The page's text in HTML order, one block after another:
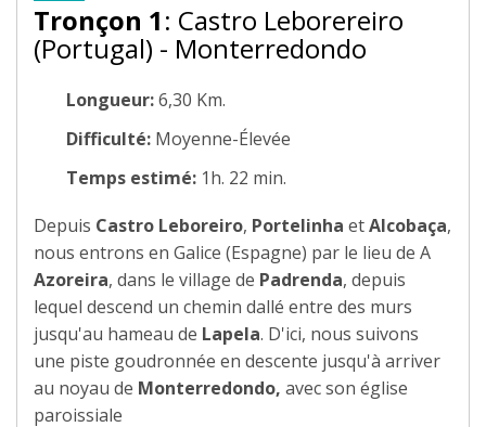
Tronçon 1: Castro Leborereiro
(Portugal) - Monterredondo
Longueur:6,30 Km.
Difficulté: Moyenne-Élevée
Temps estimé: 1h. 22 min.
Depuis Castro Leboreiro, Portelinha etAlcobaça,
nous entrons en Galice (Espagne) par le lieu de A
Azoreira, dans le village de Padrenda, depuis
lequel descend un chemin dallé entre des murs
jusqu'au hameau de Lapela. D'ici, nous suivons
une piste goudronnée en descente jusqu'à arriver
au noyau de Monterredondo, avec son église
paroissiale